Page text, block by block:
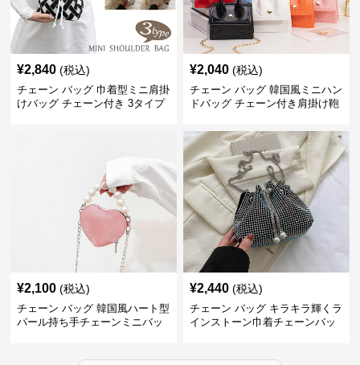
¥2,840 (税込)
チェーン バッグ 巾着型ミニ肩掛
けバッグ チェーン付き 3タイプ
¥2,040 (税込)
チェーン バッグ 韓国風ミニハン
ドバッグ チェーン付き肩掛け鞄
¥2,100 (税込)
チェーン バッグ 韓国風ハート型
パール持ち手チェーンミニバッ
¥2,440 (税込)
チェーン バッグ キラキラ輝くラ
インストーン巾着チェーンバッ